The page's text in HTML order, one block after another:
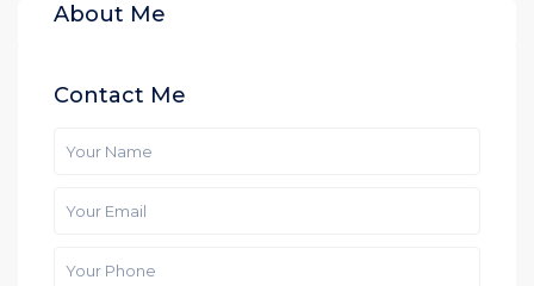
About Me
Contact Me